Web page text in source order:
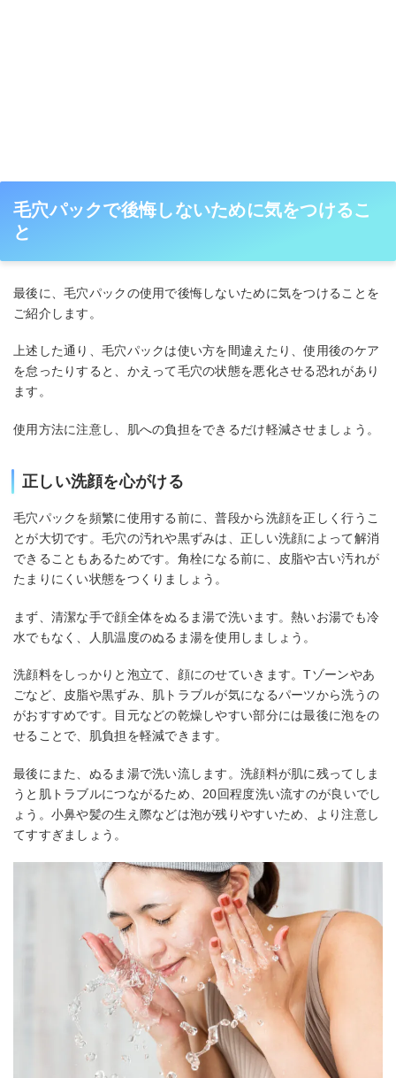
毛穴パックで後悔しないために気をつけるこ
と
最後に、毛穴パックの使用で後悔しないために気をつけることを
ご紹介します。
上述した通り、毛穴パックは使い方を間違えたり、使用後のケア
を怠ったりすると、かえって毛穴の状態を悪化させる恐れがあり
ます。
使用方法に注意し、肌への負担をできるだけ軽減させましょう。
正しい洗顔を心がける
毛穴パックを頻繁に使用する前に、普段から洗顔を正しく行うこ
とが大切です。毛穴の汚れや黒ずみは、正しい洗顔によって解消
できることもあるためです。角栓になる前に、皮脂や古い汚れが
たまりにくい状態をつくりましょう。
まず、清潔な手で顔全体をぬるま湯で洗います。熱いお湯でも冷
水でもなく、人肌温度のぬるま湯を使用しましょう。
洗顔料をしっかりと泡立て、顔にのせていきます。Tゾーンやあ
ごなど、皮脂や黒ずみ、肌トラブルが気になるパーツから洗うの
がおすすめです。目元などの乾燥しやすい部分には最後に泡をの
せることで、肌負担を軽減できます。
最後にまた、ぬるま湯で洗い流します。洗顔料が肌に残ってしま
うと肌トラブルにつながるため、20回程度洗い流すのが良いでし
ょう。小鼻や髪の生え際などは泡が残りやすいため、より注意し
てすすぎましょう。